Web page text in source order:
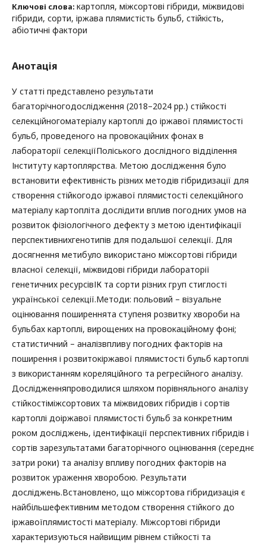
Ключові слова: картопля, міжсортові гібриди, міжвидові
гібриди, сорти, іржава плямистість бульб, стійкість,
абіотичні фактори
Анотація
У статті представлено результати
багаторічногодослідження (2018–2024 рр.) стійкості
селекційногоматеріалу картоплі до іржавої плямистості
бульб, проведеного на провокаційних фонах в
лабораторії селекціїПоліського дослідного відділення
Інституту картоплярства. Метою дослідження було
встановити ефективність різних методів гібридизації для
створення стійкогодо іржавої плямистості селекційного
матеріалу картопліта дослідити вплив погодних умов на
розвиток фізіологічного дефекту з метою ідентифікації
перспективнихгенотипів для подальшої селекції. Для
досягнення метибуло використано міжсортові гібриди
власної селекції, міжвидові гібриди лабораторії
генетичних ресурсівІК та сорти різних груп стиглості
української селекції.Методи: польовий – візуальне
оцінювання поширеннята ступеня розвитку хвороби на
бульбах картоплі, вирощених на провокаційному фоні;
статистичний – аналізвпливу погодних факторів на
поширення і розвитокіржавої плямистості бульб картоплі
з використанням кореляційного та регресійного аналізу.
Дослідженняпроводилися шляхом порівняльного аналізу
стійкостіміжсортових та міжвидових гібридів і сортів
картоплі доіржавої плямистості бульб за конкретним
роком досліджень, ідентифікації перспективних гібридів і
сортів зарезультатами багаторічного оцінювання (середнє
затри роки) та аналізу впливу погодних факторів на
розвиток ураження хворобою. Результати
досліджень.Встановлено, що міжсортова гібридизація є
найбільшефективним методом створення стійкого до
іржавоїплямистості матеріалу. Міжсортові гібриди
характеризуються найвищим рівнем стійкості та